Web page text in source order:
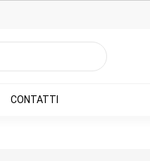
CONTATTI